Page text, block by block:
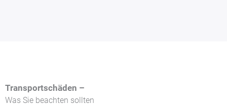
Transportschäden –
Was Sie beachten sollten